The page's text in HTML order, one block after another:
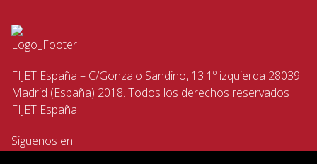
FIJET España – C/Gonzalo Sandino, 13 1º izquierda 28039
Madrid (España) 2018. Todos los derechos reservados
FIJET España
Siguenos en